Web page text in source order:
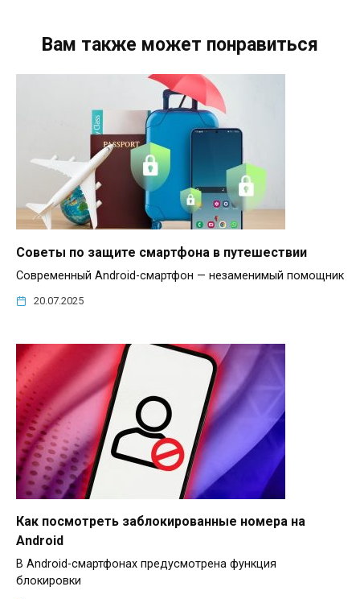
Вам также может понравиться
Советы по защите смартфона в путешествии
Современный Android-смартфон — незаменимый помощник
20.07.2025
Как посмотреть заблокированные номера на
Android
В Android-смартфонах предусмотрена функция
блокировки